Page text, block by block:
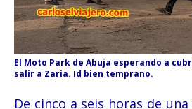
El Moto Park de Abuja esperando a
salir a Zaria. Id bien temprano.
De cinco a seis horas de